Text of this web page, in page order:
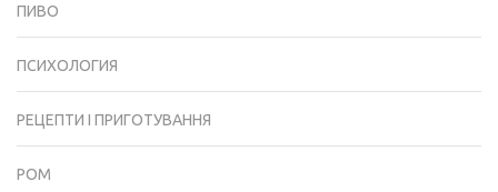
ПИВО
ПСИХОЛОГИЯ
РЕЦЕПТИ І ПРИГОТУВАННЯ
РОМ